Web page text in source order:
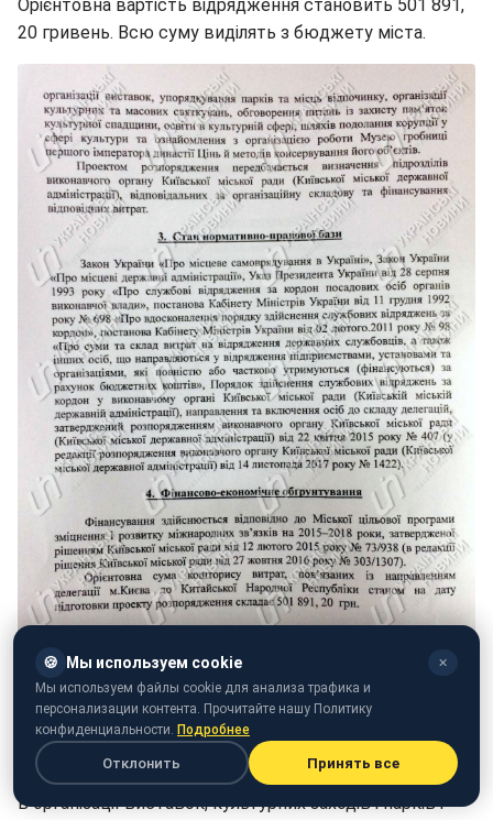
Орієнтовна вартість відрядження становить 501 891,
20 гривень. Всю суму виділять з бюджету міста.
Фото: Документ КМДА (ukranews.com)
Делегація має намір ознайомитися з досвідом Китаю
в організації виставок, культурних заходів і парків і
🍪 Мы используем cookie ✕
Мы используем файлы cookie для анализа трафика и
персонализации контента. Прочитайте нашу Политику
конфиденциальности. Подробнее
Отклонить Принять все